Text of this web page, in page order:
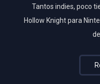
Tantos indies, poco
Hollow Knight para